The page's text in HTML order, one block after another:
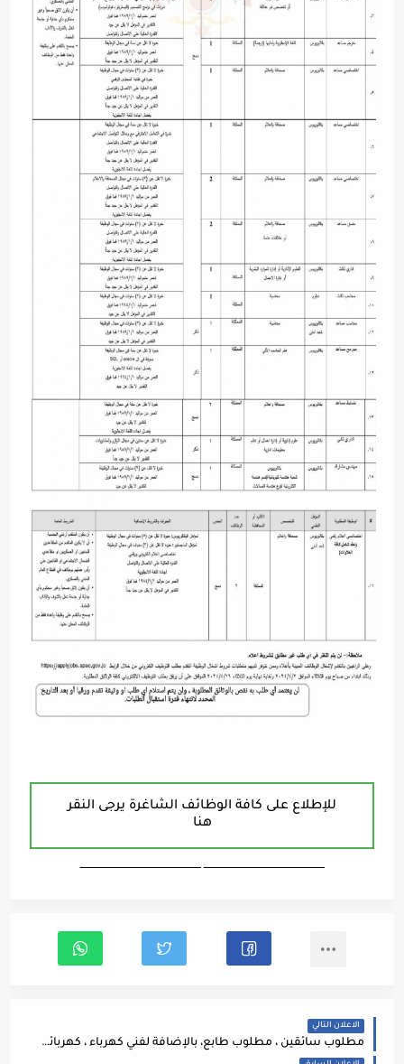
للإطلاع على كافة الوظائف الشاغرة يرجى النقر
هنا
ـــــــــــــــــــــــــــــــــــــــــــــــــــــــــــــــــــ ـــــــــــــــــــــــــــــــــــــــــــــــــــــــــــــــــــ
الاعلان التالي
مطلوب سائقين ، مطلوب طابع، بالإضافة لفني كهرباء ، كهربائي سيارات، مأمور استعلام